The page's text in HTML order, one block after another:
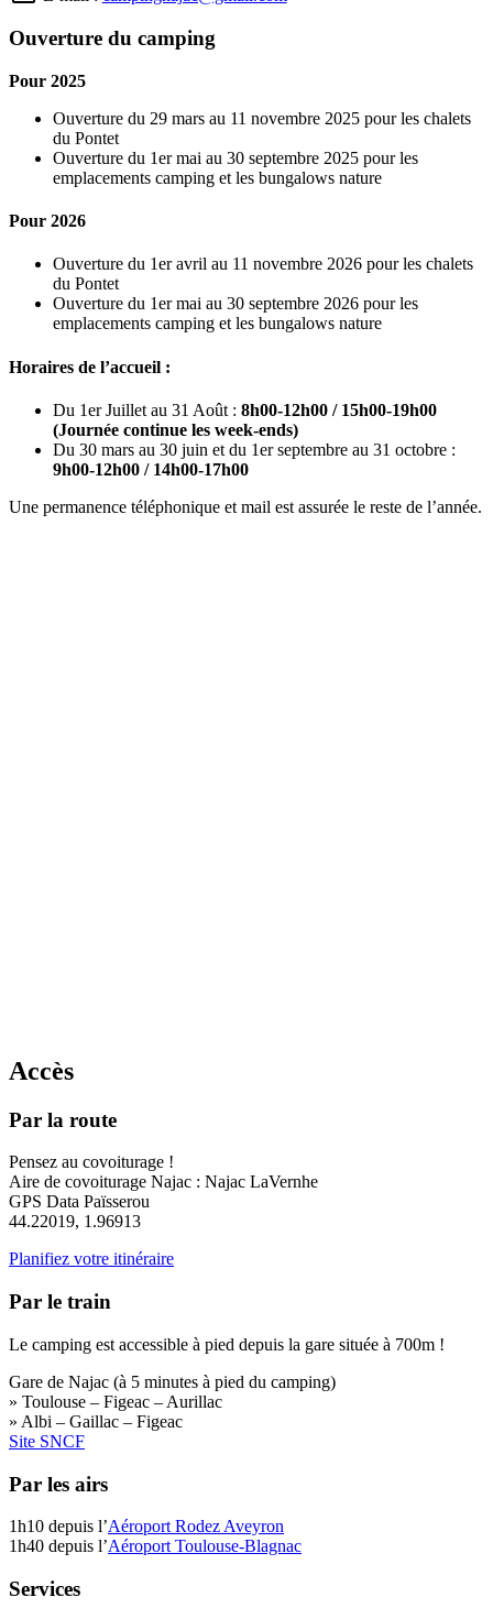
Ouverture du camping
Pour 2025
Ouverture du 29 mars au 11 novembre 2025 pour les chalets
du Pontet
Ouverture du 1er mai au 30 septembre 2025 pour les
emplacements camping et les bungalows nature
Pour 2026
Ouverture du 1er avril au 11 novembre 2026 pour les chalets
du Pontet
Ouverture du 1er mai au 30 septembre 2026 pour les
emplacements camping et les bungalows nature
Horaires de l’accueil :
Du 1er Juillet au 31 Août : 8h00-12h00 / 15h00-19h00
(Journée continue les week-ends)
Du 30 mars au 30 juin et du 1er septembre au 31 octobre :
9h00-12h00 / 14h00-17h00
Une permanence téléphonique et mail est assurée le reste de l’année.
Accès
Par la route
Pensez au covoiturage !
Aire de covoiturage Najac : Najac LaVernhe
GPS Data Païsserou
44.22019, 1.96913
Planifiez votre itinéraire
Par le train
Le camping est accessible à pied depuis la gare située à 700m !
Gare de Najac (à 5 minutes à pied du camping)
» Toulouse – Figeac – Aurillac
» Albi – Gaillac – Figeac
Site SNCF
Par les airs
1h10 depuis l’Aéroport Rodez Aveyron
1h40 depuis l’Aéroport Toulouse-Blagnac
Services